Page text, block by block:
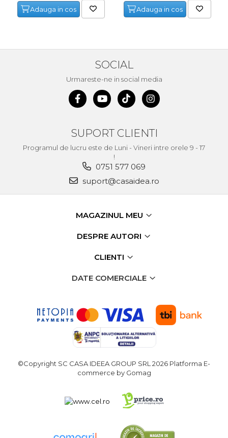
Adauga in cos Adauga in cos
SOCIAL
Urmareste-ne in social media
SUPORT CLIENTI
Programul de lucru este de Luni - Vineri intre orele 9 - 17
!
0751 577 069
suport@casaidea.ro
MAGAZINUL MEU
DESPRE AUTORI
CLIENTI
DATE COMERCIALE
©Copyright SC CASA IDEEA GROUP SRL 2026 Platforma E-
commerce by Gomag